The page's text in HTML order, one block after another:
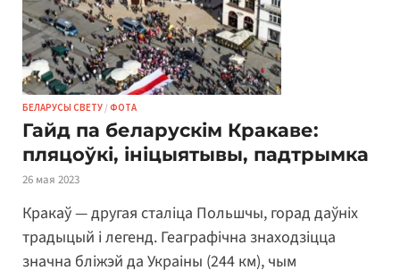
БЕЛАРУСЫ СВЕТУ /ФОТА
Гайд па беларускім Кракаве:
пляцоўкі, ініцыятывы, падтрымка
26 мая 2023
Кракаў — другая сталіца Польшчы, горад даўніх
традыцый і легенд. Геаграфічна знаходзіцца
значна бліжэй да Украіны (244 км), чым